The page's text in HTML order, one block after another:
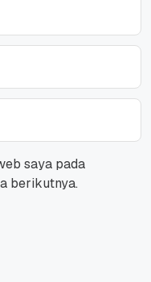
saya pada
berikutnya.